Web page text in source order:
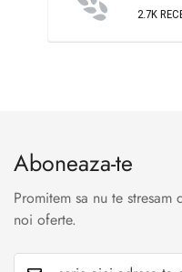
2.7K
Aboneaza-te
Promitem sa nu te
noi oferte.